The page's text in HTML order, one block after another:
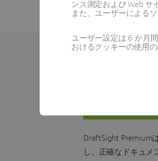
DraftSight Premium
し、正確なドキュ
ンス測定および Web サ
また、ユーザーによる
ユーザー設定は 6 か月
おけるクッキーの使用